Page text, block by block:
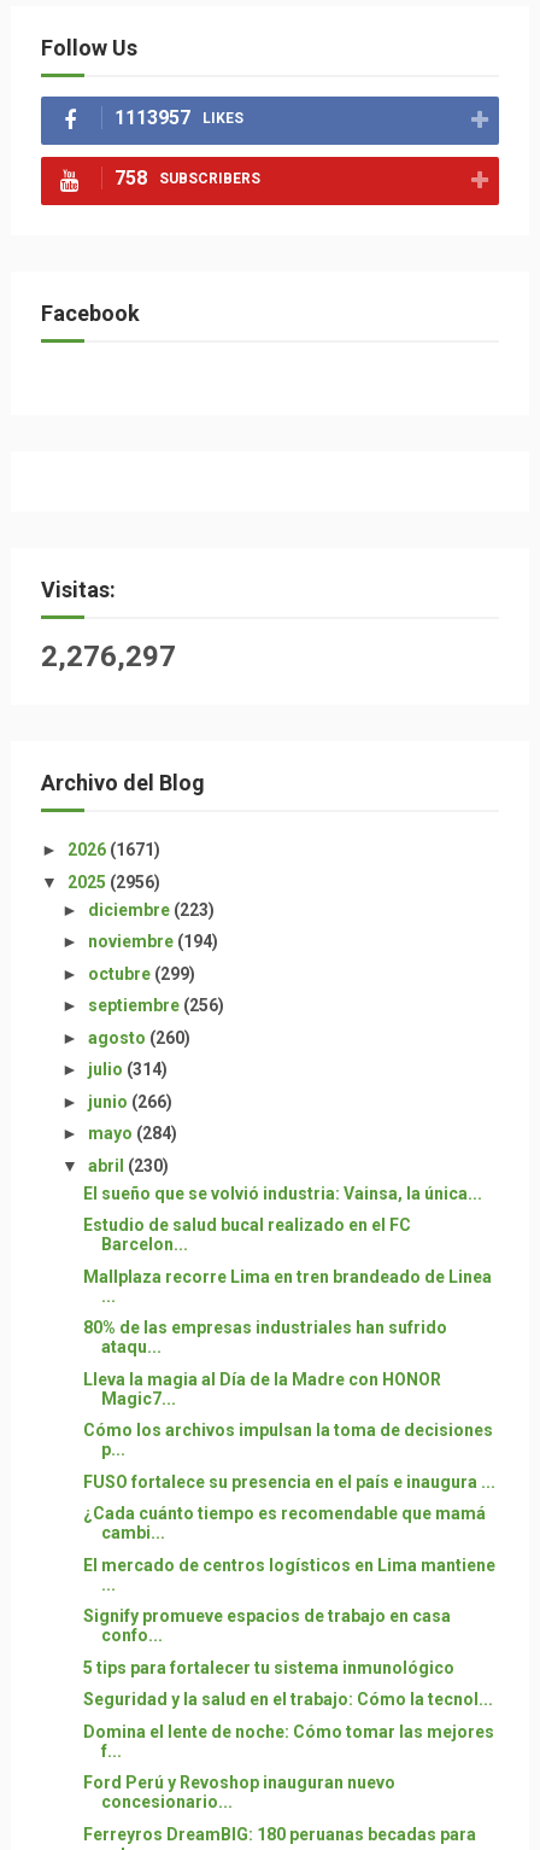
Follow Us
1113957 LIKES
758 SUBSCRIBERS
Facebook
Visitas:
2,276,297
Archivo del Blog
► 2026 (1671)
▼ 2025 (2956)
► diciembre (223)
► noviembre (194)
► octubre (299)
► septiembre (256)
► agosto (260)
► julio (314)
► junio (266)
► mayo (284)
▼ abril (230)
El sueño que se volvió industria: Vainsa, la única...
Estudio de salud bucal realizado en el FC
Barcelon...
Mallplaza recorre Lima en tren brandeado de Linea
...
80% de las empresas industriales han sufrido
ataqu...
Lleva la magia al Día de la Madre con HONOR
Magic7...
Cómo los archivos impulsan la toma de decisiones
p...
FUSO fortalece su presencia en el país e inaugura ...
¿Cada cuánto tiempo es recomendable que mamá
cambi...
El mercado de centros logísticos en Lima mantiene
...
Signify promueve espacios de trabajo en casa
confo...
5 tips para fortalecer tu sistema inmunológico
Seguridad y la salud en el trabajo: Cómo la tecnol...
Domina el lente de noche: Cómo tomar las mejores
f...
Ford Perú y Revoshop inauguran nuevo
concesionario...
Ferreyros DreamBIG: 180 peruanas becadas para